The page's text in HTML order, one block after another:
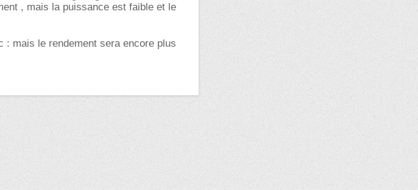
, mais la puissance est faible et le
mais le rendement sera encore plus